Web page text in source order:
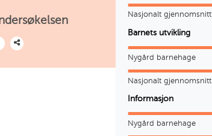
Nasjonalt gjennomsnitt
Barnets utvikling
Nygård barnehage
Nasjonalt gjennomsnitt
Informasjon
Nygård barnehage